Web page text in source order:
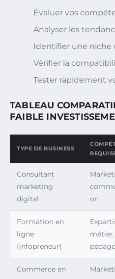
Évaluer vos
Analyser les
Identifier une
Vérifier la
Tester rapidement
TABLEAU
FAIBLE
TYPE DE BUSINESS
Consultant
marketing
digital
on
Formation en
ligne
(infopreneur)
métier,
Commerce en